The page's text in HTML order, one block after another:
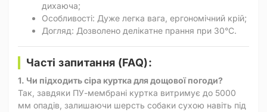
дихаюча;
Особливості: Дуже легка вага, ергономічний крій;
Догляд: Дозволено делікатне прання при 30°C.
Часті запитання (FAQ):
1. Чи підходить сіра куртка для дощової погоди?
Так, завдяки ПУ-мембрані куртка витримує до 5000
мм опадів, залишаючи шерсть собаки сухою навіть під